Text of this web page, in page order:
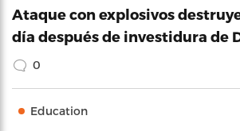
Ataque con explosivos
día después de investidura de
0
Education